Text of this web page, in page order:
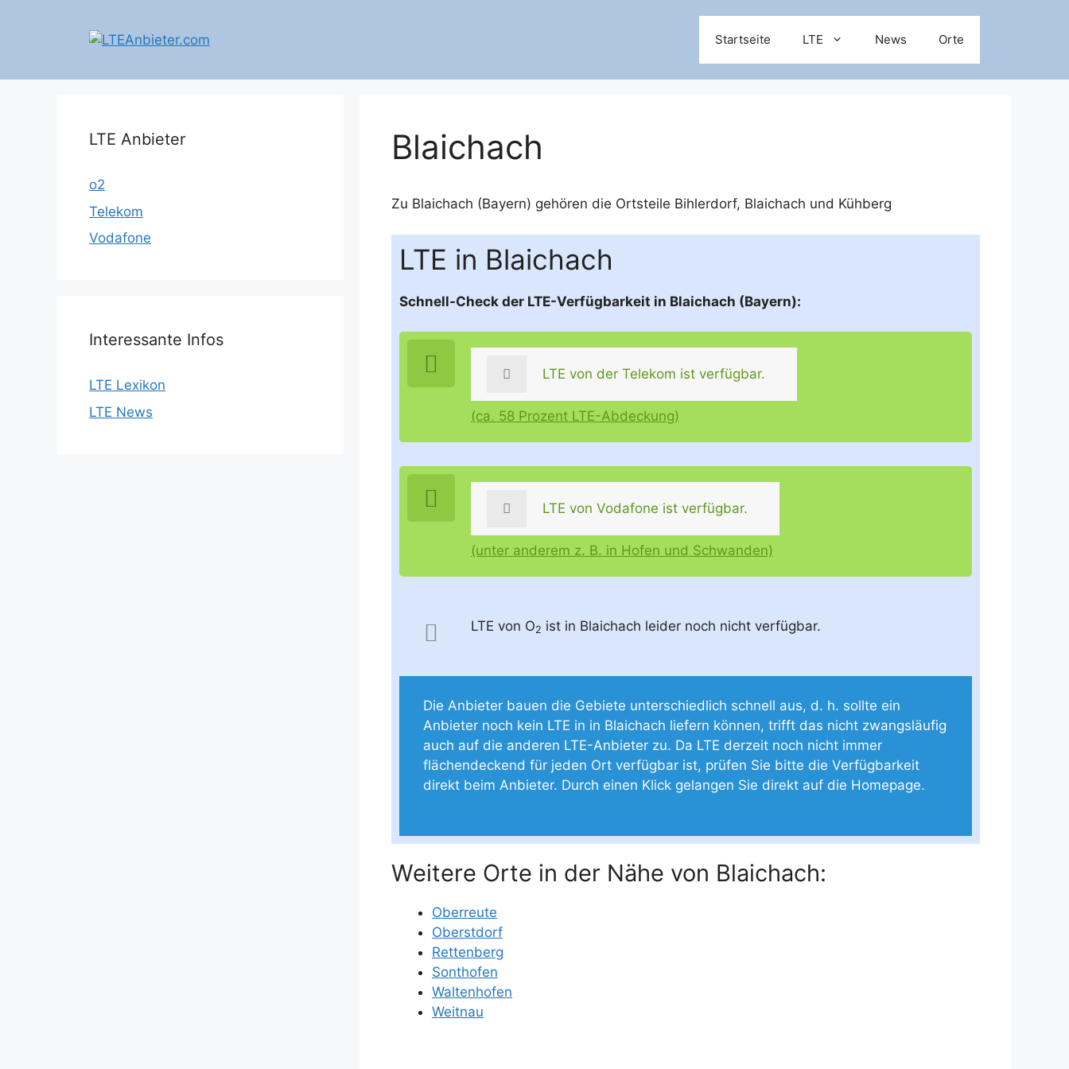
Startseite LTE News Orte
Blaichach
Zu Blaichach (Bayern) gehören die Ortsteile Bihlerdorf, Blaichach und Kühberg
LTE in Blaichach
Schnell-Check der LTE-Verfügbarkeit in Blaichach (Bayern):
LTE von der Telekom ist verfügbar.
(ca. 58 Prozent LTE-Abdeckung)
LTE von Vodafone ist verfügbar.
(unter anderem z. B. in Hofen und Schwanden)
LTE von O2 ist in Blaichach leider noch nicht verfügbar.
Die Anbieter bauen die Gebiete unterschiedlich schnell aus, d. h. sollte ein
Anbieter noch kein LTE in in Blaichach liefern können, trifft das nicht zwangsläufig
auch auf die anderen LTE-Anbieter zu. Da LTE derzeit noch nicht immer
flächendeckend für jeden Ort verfügbar ist, prüfen Sie bitte die Verfügbarkeit
direkt beim Anbieter. Durch einen Klick gelangen Sie direkt auf die Homepage.
Weitere Orte in der Nähe von Blaichach:
Oberreute
Oberstdorf
Rettenberg
Sonthofen
Waltenhofen
Weitnau
LTE Anbieter
o2
Telekom
Vodafone
Interessante Infos
LTE Lexikon
LTE News